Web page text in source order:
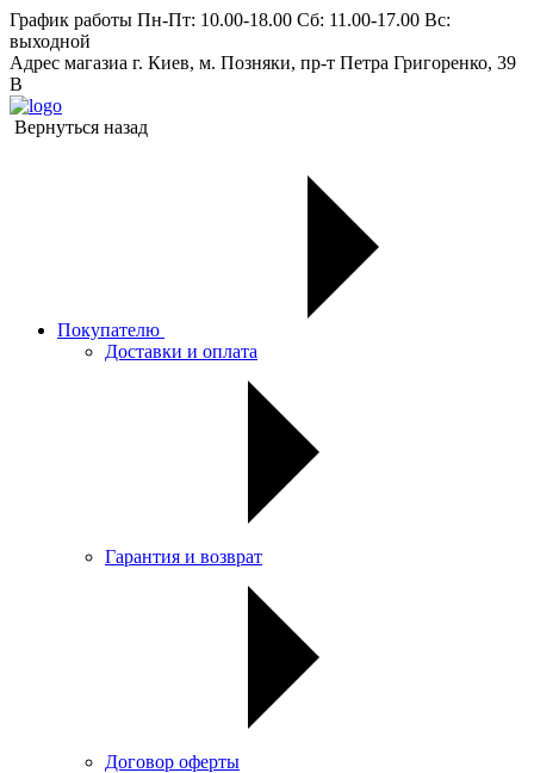
График работы Пн-Пт: 10.00-18.00 Сб: 11.00-17.00 Вс:
выходной
Адрес магазиа г. Киев, м. Позняки, пр-т Петра Григоренко, 39
В
Вернуться назад
Покупателю
Доставки и оплата
Гарантия и возврат
Договор оферты